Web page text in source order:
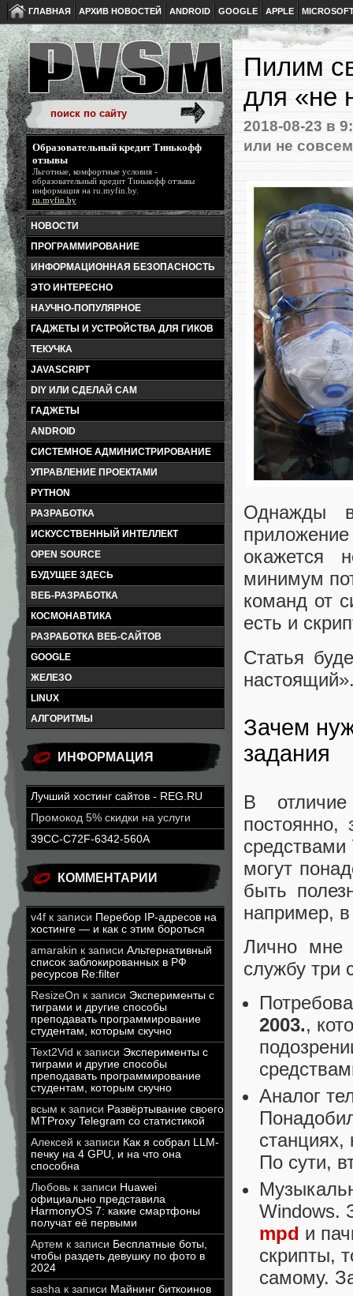
ГЛАВНАЯ АРХИВ НОВОСТЕЙ ANDROID GOOGLE APPLE
Образовательный кредит Тинькофф
отзывы
Льготные, комфортные условия -
образовательный кредит Тинькофф отзывы
информация на ru.myfin.by.
ru.myfin.by
НОВОСТИ
ПРОГРАММИРОВАНИЕ
ИНФОРМАЦИОННАЯ БЕЗОПАСНОСТЬ
ЭТО ИНТЕРЕСНО
НАУЧНО-ПОПУЛЯРНОЕ
ГАДЖЕТЫ И УСТРОЙСТВА ДЛЯ ГИКОВ
ТЕКУЧКА
JAVASCRIPT
DIY ИЛИ СДЕЛАЙ САМ
ГАДЖЕТЫ
ANDROID
СИСТЕМНОЕ АДМИНИСТРИРОВАНИЕ
УПРАВЛЕНИЕ ПРОЕКТАМИ
PYTHON
РАЗРАБОТКА
ИСКУССТВЕННЫЙ ИНТЕЛЛЕКТ
OPEN SOURCE
БУДУЩЕЕ ЗДЕСЬ
ВЕБ-РАЗРАБОТКА
КОСМОНАВТИКА
РАЗРАБОТКА ВЕБ-САЙТОВ
GOOGLE
ЖЕЛЕЗО
LINUX
АЛГОРИТМЫ
ИНФОРМАЦИЯ
Лучший хостинг сайтов - REG.RU
Промокод 5% скидки на услуги
39CC-C72F-6342-560A
КОММЕНТАРИИ
v4f к записи Перебор IP-адресов на
хостинге — и как с этим бороться
amarakin к записи Альтернативный
список заблокированных в РФ
ресурсов Re:filter
ResizeOn к записи Эксперименты с
тиграми и другие способы
преподавать программирование
студентам, которым скучно
Text2Vid к записи Эксперименты с
тиграми и другие способы
преподавать программирование
студентам, которым скучно
всым к записи Развёртывание своего
MTProxy Telegram со статистикой
Алексей к записи Как я собрал LLM-
печку на 4 GPU, и на что она
способна
Любовь к записи Huawei
официально представила
HarmonyOS 7: какие смартфоны
получат её первыми
Артем к записи Бесплатные боты,
чтобы раздеть девушку по фото в
2024
sasha к записи Майнинг биткоинов
Пилим
для «не
2018-08-23 в
или не совсем
Однажды
окажется
минимум
команд от
есть и
Статья
Зачем
задания
В
постоянно,
могут
быть
например,
Лично мне
службу три
2003.,
Аналог
По сути,
Windows.
mpd и
скрипты,
самому.